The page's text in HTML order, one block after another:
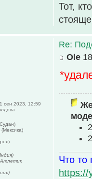
Тот,
Re:
Ole
Что то
https://
сен 2023, 12:59
Атлетик